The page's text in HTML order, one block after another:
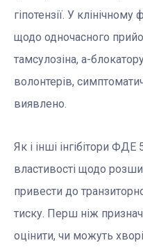
гіпотензії. У
щодо одночасного
тамсулозіна, a-
волонтерів,
виявлено.
Як і інші інгібітори
властивості щодо
привести до
тиску. Перш ніж
оцінити, чи можуть